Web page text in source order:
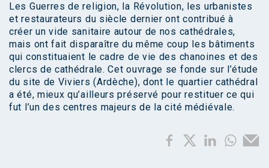
Les Guerres de religion, la Révolution, les urbanistes
et restaurateurs du siècle dernier ont contribué à
créer un vide sanitaire autour de nos cathédrales,
mais ont fait disparaître du même coup les bâtiments
qui constituaient le cadre de vie des chanoines et des
clercs de cathédrale. Cet ouvrage se fonde sur l’étude
du site de Viviers (Ardèche), dont le quartier cathédral
a été, mieux qu’ailleurs préservé pour restituer ce qui
fut l’un des centres majeurs de la cité médiévale.